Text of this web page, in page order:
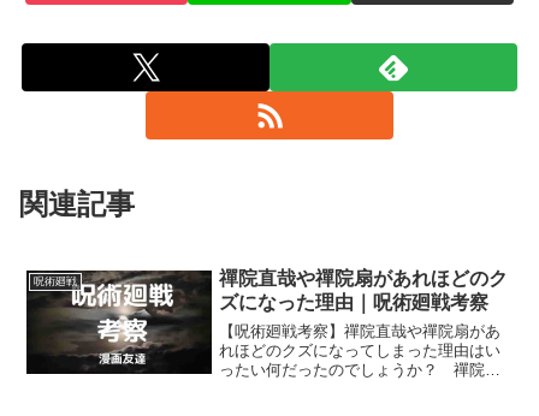
関連記事
呪術廻戦
禪院直哉や禪院扇があれほどのク
ズになった理由｜呪術廻戦考察
【呪術廻戦考察】禪院直哉や禪院扇があ
れほどのクズになってしまった理由はい
ったい何だったのでしょうか？ 禪院家